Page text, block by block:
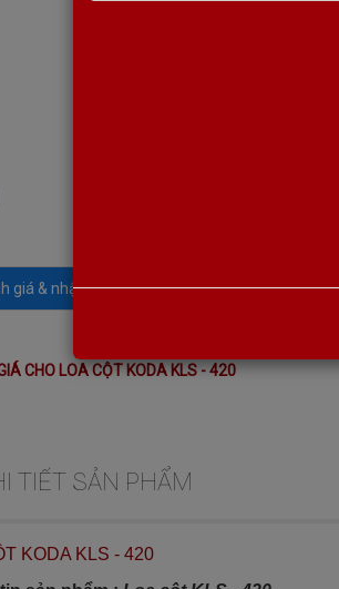
giá & nhận xét Chi tiết Thông
CHO LOA CỘT KODA KLS - 420
TIẾT SẢN PHẨM
KODA KLS - 420